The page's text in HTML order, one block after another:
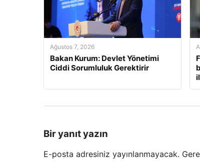
Ağustos 7, 2026
Bakan Kurum: Devlet Yönetimi
Ciddi Sorumluluk Gerektirir
Bir yanıt yazın
E-posta adresiniz yayınlanmayacak.